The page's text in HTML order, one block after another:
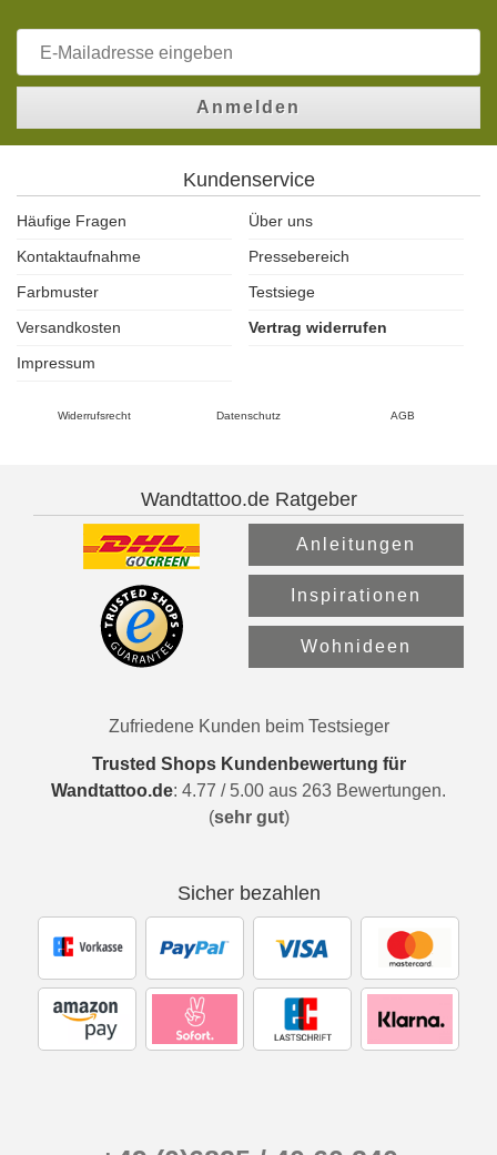
Anmelden
Kundenservice
Häufige Fragen
Über uns
Kontaktaufnahme
Pressebereich
Farbmuster
Testsiege
Versandkosten
Vertrag widerrufen
Impressum
Widerrufsrecht Datenschutz AGB
Wandtattoo.de Ratgeber
Anleitungen
Inspirationen
Wohnideen
Zufriedene Kunden beim Testsieger
Trusted Shops Kundenbewertung für
Wandtattoo.de: 4.77 / 5.00 aus 263 Bewertungen.
(sehr gut)
Sicher bezahlen